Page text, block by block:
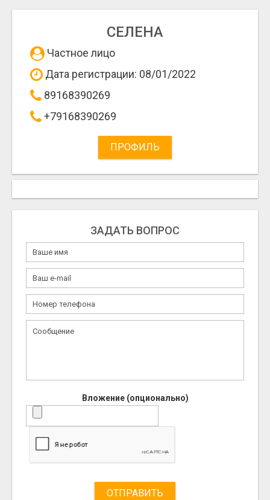
СЕЛЕНА
Частное лицо
Дата регистрации: 08/01/2022
89168390269
+79168390269
ПРОФИЛЬ
ЗАДАТЬ ВОПРОС
Вложение (опционально)
ОТПРАВИТЬ